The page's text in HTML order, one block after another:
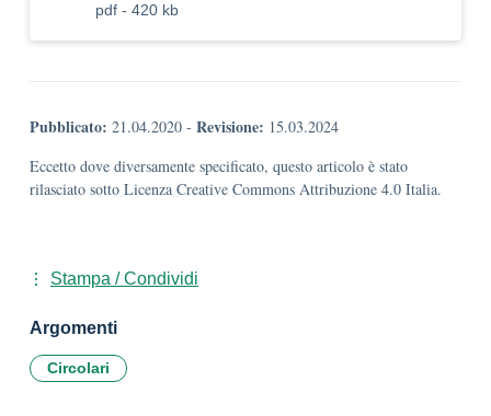
pdf - 420 kb
Pubblicato: 21.04.2020 - Revisione: 15.03.2024
Eccetto dove diversamente specificato, questo articolo è stato
rilasciato sotto Licenza Creative Commons Attribuzione 4.0 Italia.
Stampa / Condividi
Argomenti
Circolari